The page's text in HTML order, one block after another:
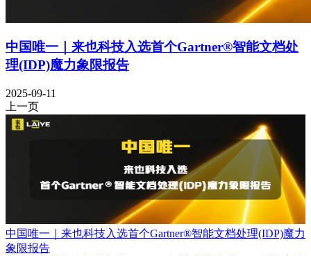
中国唯一｜来也科技入选首个Gartner®智能文档处
理(IDP)魔力象限报告
2025-09-11
上一页
中国唯一｜来也科技入选首个Gartner®智能文档处理(IDP)魔力
象限报告